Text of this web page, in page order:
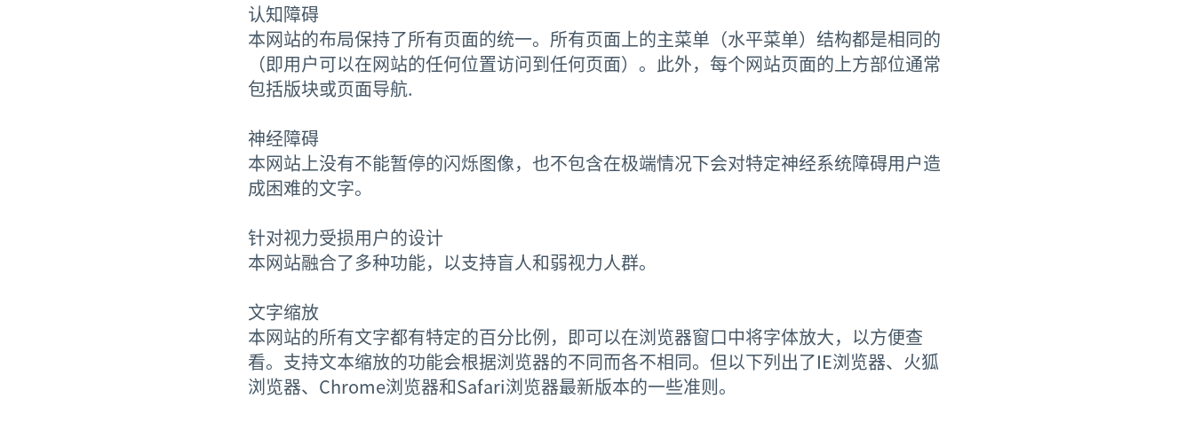
认知障碍
本网站的布局保持了所有页面的统一。所有页面上的主菜单（水平菜单）结构都是相同的
（即用户可以在网站的任何位置访问到任何页面）。此外，每个网站页面的上方部位通常
包括版块或页面导航.
神经障碍
本网站上没有不能暂停的闪烁图像，也不包含在极端情况下会对特定神经系统障碍用户造
成困难的文字。
针对视力受损用户的设计
本网站融合了多种功能，以支持盲人和弱视力人群。
文字缩放
本网站的所有文字都有特定的百分比例，即可以在浏览器窗口中将字体放大，以方便查
看。支持文本缩放的功能会根据浏览器的不同而各不相同。但以下列出了IE浏览器、火狐
浏览器、Chrome浏览器和Safari浏览器最新版本的一些准则。